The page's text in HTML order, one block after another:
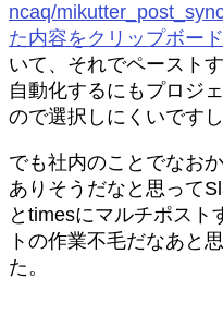
ncaq/
た内容をクリップボー
いて、それでペースト
自動化するにもプロジ
ので選択しにくいですし
でも社内のことでなお
ありそうだなと思って
とtimesにマルチポスト
トの作業不毛だなあと
た。